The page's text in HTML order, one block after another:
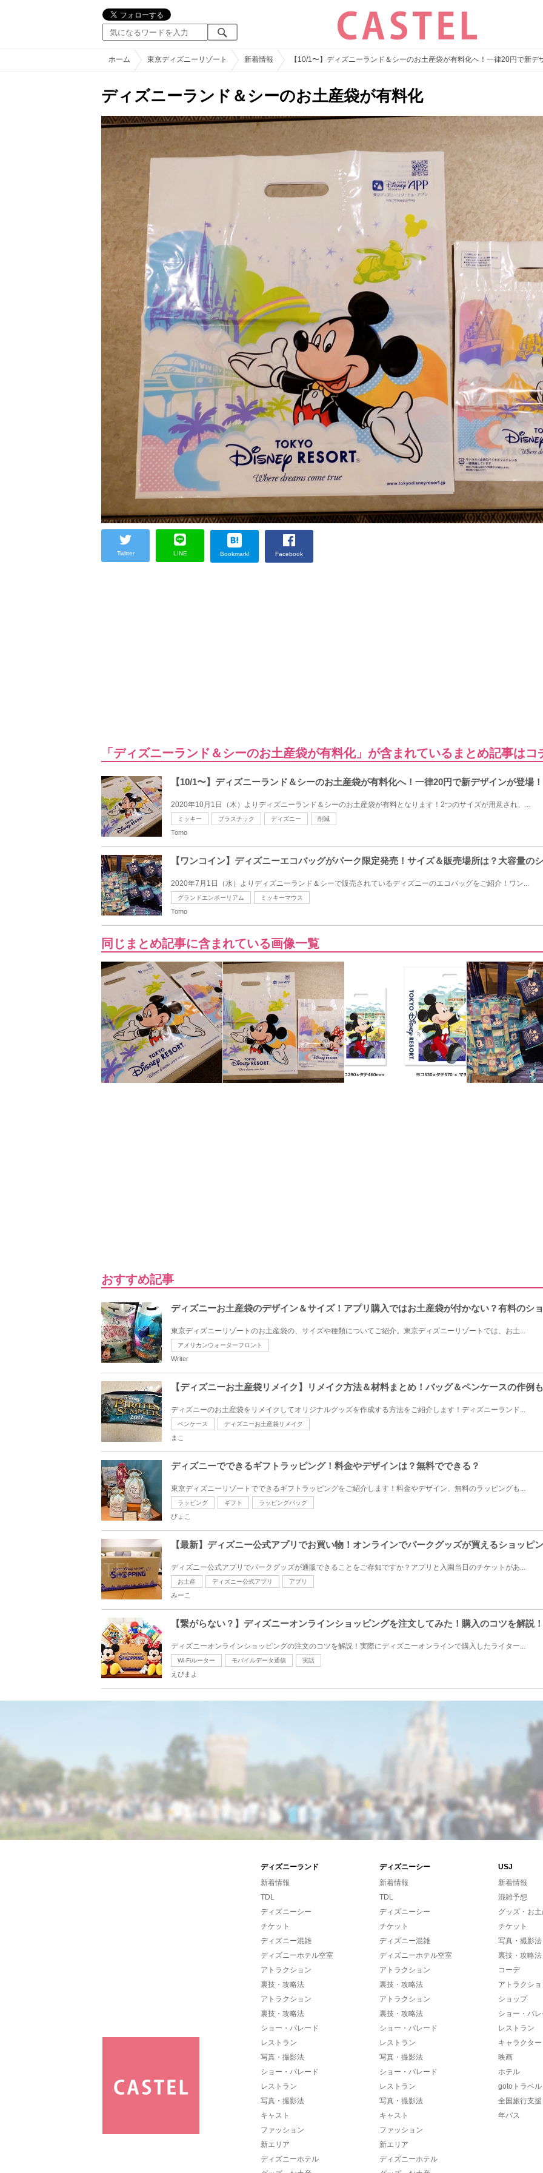
ホーム 東京ディズニーリゾート 新着情報 【10/1〜】ディズニーランド＆シーのお土産袋が有料化へ！一律20円で新デ
ディズニーランド＆シーのお土産袋が有料化
Twitter LINE Bookmark! Facebook
「ディズニーランド＆シーのお土産袋が有料化」が含まれているまとめ記事はコ
【10/1〜】ディズニーランド＆シーのお土産袋が有料化へ！一律20円で新デザインが登場
2020年10月1日（木）よりディズニーランド＆シーのお土産袋が有料となります！2つのサイズが用意され、...
ミッキー プラスチック ディズニー 削減
Tomo
【ワンコイン】ディズニーエコバッグがパーク限定発売！サイズ＆販売場所は？大容量の
2020年7月1日（水）よりディズニーランド＆シーで販売されているディズニーのエコバッグをご紹介！ワン...
グランドエンポーリアム ミッキーマウス
Tomo
同じまとめ記事に含まれている画像一覧
おすすめ記事
ディズニーお土産袋のデザイン＆サイズ！アプリ購入ではお土産袋が付かない？有料のシ
東京ディズニーリゾートのお土産袋の、サイズや種類についてご紹介。東京ディズニーリゾートでは、お土...
アメリカンウォーターフロント
Writer
【ディズニーお土産袋リメイク】リメイク方法＆材料まとめ！バッグ＆ペンケースの作例も
ディズニーのお土産袋をリメイクしてオリジナルグッズを作成する方法をご紹介します！ディズニーランド...
ペンケース ディズニーお土産袋リメイク
まこ
ディズニーでできるギフトラッピング！料金やデザインは？無料でできる？
東京ディズニーリゾートでできるギフトラッピングをご紹介します！料金やデザイン、無料のラッピングも...
ラッピング ギフト ラッピングバッグ
ぴょこ
【最新】ディズニー公式アプリでお買い物！オンラインでパークグッズが買えるショッピ
ディズニー公式アプリでパークグッズが通販できることをご存知ですか？アプリと入園当日のチケットがあ...
お土産 ディズニー公式アプリ アプリ
みーこ
【繋がらない？】ディズニーオンラインショッピングを注文してみた！購入のコツを解説！
ディズニーオンラインショッピングの注文のコツを解説！実際にディズニーオンラインで購入したライター...
Wi-Fiルーター モバイルデータ通信 実話
えびまよ
ディズニーランド ディズニーシー
USJ
新着情報
TDL
ディズニーシー
チケット
ディズニー混雑
ディズニーホテル空室
アトラクション
裏技・攻略法
アトラクション
裏技・攻略法
ショー・パレード
レストラン
写真・撮影法
ショー・パレード
レストラン
写真・撮影法
キャスト
ファッション
新エリア
ディズニーホテル
新着情報
TDL
ディズニーシー
チケット
ディズニー混雑
ディズニーホテル空室
アトラクション
裏技・攻略法
アトラクション
裏技・攻略法
ショー・パレード
レストラン
写真・撮影法
ショー・パレード
レストラン
写真・撮影法
キャスト
ファッション
新エリア
ディズニーホテル
新着情報
混雑予想
グッズ・お
チケット
写真・撮影法
裏技・攻略法
コーデ
アトラクショ
ショップ
ショー・パレ
レストラン
キャラクター
映画
ホテル
gotoトラベル
全国旅行支援
年パス